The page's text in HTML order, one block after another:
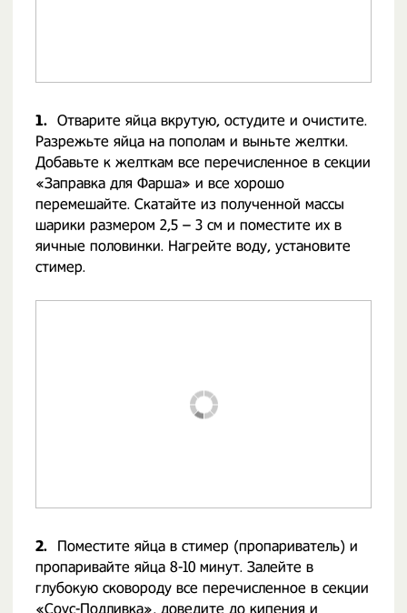
1. Отварите яйца вкрутую, остудите и очистите.
Разрежьте яйца на пополам и выньте желтки.
Добавьте к желткам все перечисленное в секции
«Заправка для Фарша» и все хорошо
перемешайте. Скатайте из полученной массы
шарики размером 2,5 – 3 см и поместите их в
яичные половинки. Нагрейте воду, установите
стимер.
2.
Поместите яйца в стимер (пропариватель) и
пропаривайте яйца 8-10 минут. Залейте в
глубокую сковороду все перечисленное в секции
«Соус-Подливка», доведите до кипения и